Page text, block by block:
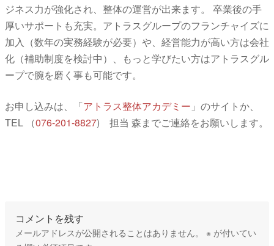
ジネス力が強化され、整体の運営が出来ます。 卒業後の手
厚いサポートも充実。アトラスグループのフランチャイズに
加入（数年の実務経験が必要）や、経営能力が高い方は会社
化（補助制度を検討中）、もっと学びたい方はアトラスグル
ープで腕を磨く事も可能です。
お申し込みは、「アトラス整体アカデミー 」のサイトか、
TEL （076-201-8827) 担当 森までご連絡をお願いします。
コメントを残す
メールアドレスが公開されることはありません。 ※ が付いてい